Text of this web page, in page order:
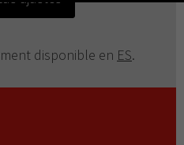
disponible en ES.